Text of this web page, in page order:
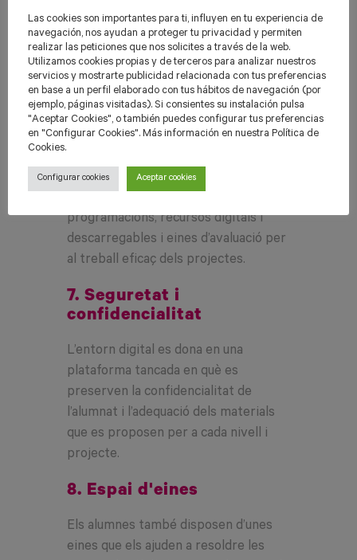
6. Espai amb recursos
docents
Els professors disposen a l’EVA d’un
espai amb recursos docents per
resoldre dubtes i treballar amb
educativa. Alguns d’aquests recursos
programacions, recursos digitals i
descarregables i eines d’avaluació per
al treball eficaç dels projectes.
7. Seguretat i
confidencialitat
L’entorn digital es dona en una
plataforma tancada en què es
preserven la confidencialitat de
l’alumnat i l’adequació dels materials
que es proposen per a cada nivell i
projecte.
8. Espai d'eines
Els alumnes també disposen d’unes
eines que els ajuden a resoldre les
Las cookies son importantes para ti, influyen en tu experiencia de
navegación, nos ayudan a proteger tu privacidad y permiten
realizar las peticiones que nos solicites a través de la web.
Utilizamos cookies propias y de terceros para analizar nuestros
servicios y mostrarte publicidad relacionada con tus preferencias
en base a un perfil elaborado con tus hábitos de navegación (por
ejemplo, páginas visitadas). Si consientes su instalación pulsa
"Aceptar Cookies", o también puedes configurar tus preferencias
en "Configurar Cookies". Más información en nuestra Política de
Cookies.
Configurar cookies Aceptar cookies